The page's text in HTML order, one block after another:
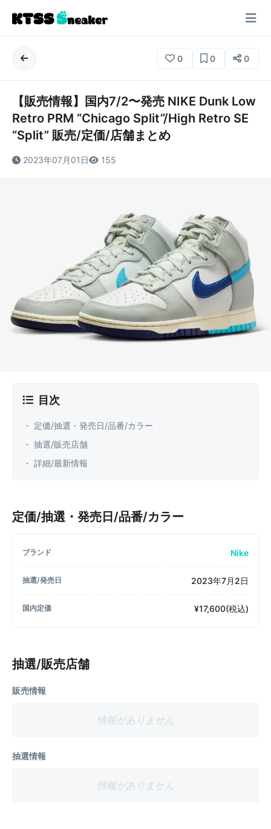
0 0 0
【販売情報】国内7/2〜発売 NIKE Dunk Low
Retro PRM “Chicago Split”/High Retro SE
“Split” 販売/定価/店舗まとめ
2023年07月01日 155
目次
・ 定価/抽選・発売日/品番/カラー
・ 抽選/販売店舗
・ 詳細/最新情報
定価/抽選・発売日/品番/カラー
ブランド Nike
抽選/発売日 2023年7月2日
国内定価 ¥17,600(税込)
抽選/販売店舗
販売情報
情報がありません
抽選情報
情報がありません